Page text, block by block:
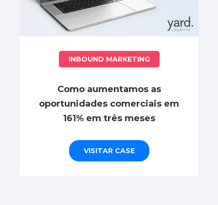
INBOUND MARKETING
Como aumentamos as
oportunidades comerciais em
161% em três meses
VISITAR CASE